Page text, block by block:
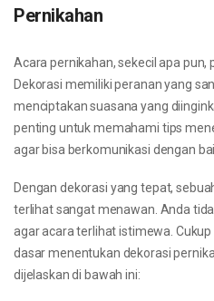
Pernikahan
Acara pernikahan, sekecil apa pun,
Dekorasi memiliki peranan yang
menciptakan suasana yang
penting untuk memahami tips
agar bisa berkomunikasi dengan
Dengan dekorasi yang tepat,
terlihat sangat menawan. Anda
agar acara terlihat istimewa.
dasar menentukan dekorasi
dijelaskan di bawah ini: